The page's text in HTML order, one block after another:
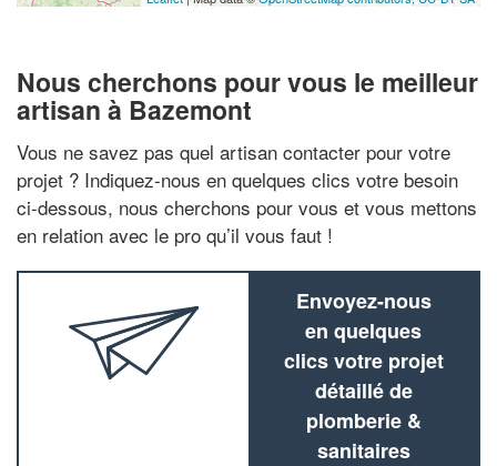
Nous cherchons pour vous le meilleur
artisan à Bazemont
Vous ne savez pas quel artisan contacter pour votre
projet ? Indiquez-nous en quelques clics votre besoin
ci-dessous, nous cherchons pour vous et vous mettons
en relation avec le pro qu’il vous faut !
Envoyez-nous
en quelques
clics votre projet
détaillé de
plomberie &
sanitaires